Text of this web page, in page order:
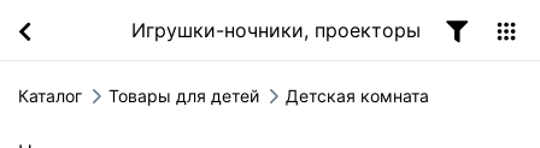
Игрушки-ночники, проекторы
Каталог Товары для детей Детская комната